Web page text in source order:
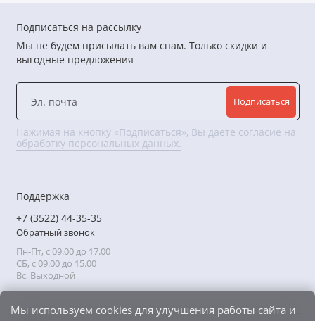
Мы используем cookies для улучшения работы сайта и
Подписаться на рассылку
Мы не будем присылать вам спам. Только скидки и
выгодные предложения
Подписаться
Нажимая на кнопку «Подписаться», Вы даете согласие на
обработку персональных данных.
Поддержка
+7 (3522) 44-35-35
Обратный звонок
Пн-Пт, с 09.00 до 17.00
СБ, с 09.00 до 15.00
Вс, Выходной